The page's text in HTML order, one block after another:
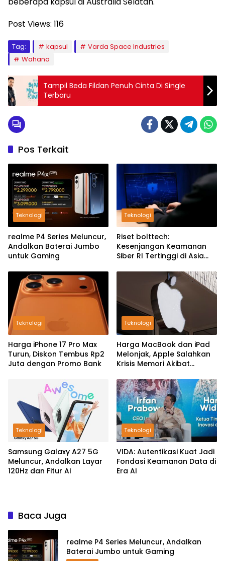
Post Views: 116
Tag: kapsul
Varda Space Industries
Wahana
Tampil Beda Fildan Penuh Cinta Di Single
Terbaru
Pos Terkait
Teknologi
realme P4 Series Meluncur,
Andalkan Baterai Jumbo
untuk Gaming
Teknologi
Riset bolttech:
Kesenjangan Keamanan
Siber RI Tertinggi di Asia
Teknologi
Harga iPhone 17 Pro Max
Turun, Diskon Tembus Rp2
Juta dengan Promo Bank
Teknologi
Harga MacBook dan iPad
Melonjak, Apple Salahkan
Krisis Memori Akibat
Teknologi
Samsung Galaxy A27 5G
Meluncur, Andalkan Layar
120Hz dan Fitur AI
Teknologi
VIDA: Autentikasi Kuat Jadi
Fondasi Keamanan Data di
Era AI
Baca Juga
realme P4 Series Meluncur, Andalkan
Baterai Jumbo untuk Gaming